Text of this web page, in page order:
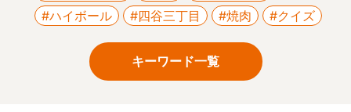
#ハイボール
#四谷三丁目 #焼肉 #クイズ
キーワード一覧